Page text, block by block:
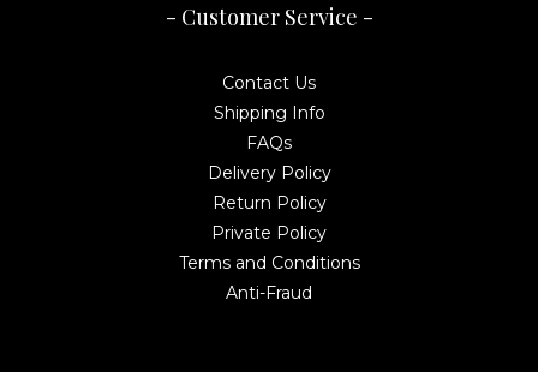
- Customer Service -
Contact Us
Shipping Info
FAQs
Delivery Policy
Return Policy
Private Policy
Terms and Conditions
Anti-Fraud